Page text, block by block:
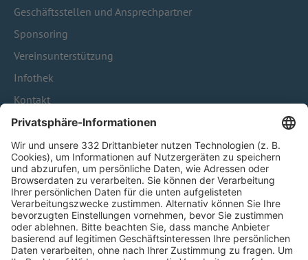
Geschäftsstellen und Ansprechpartner
Sponsoring
Vereinsunterstützung
Infothek
Kontakt
HÄUFIG BESUCHTE SEITEN
Pässe und Vereinswechsel
Trainerausbildung
Schulungsangebot Vereinsmitarbeiter
BFV-Geschäftsstellen
Trainerbörse